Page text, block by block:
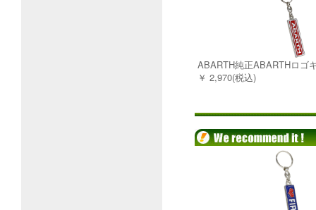
ABARTH純正ABARTHロゴ
￥ 2,970(税込)